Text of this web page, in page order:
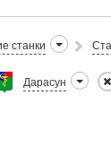
станки
Дарасун